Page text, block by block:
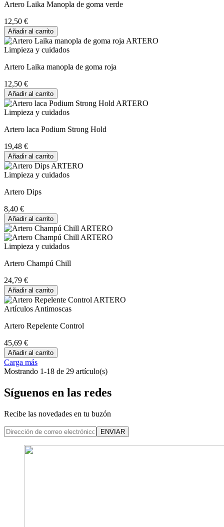
Artero Laika Manopla de goma verde
12,50 €
Añadir al carrito
Limpieza y cuidados
Artero Laika manopla de goma roja
12,50 €
Añadir al carrito
Limpieza y cuidados
Artero laca Podium Strong Hold
19,48 €
Añadir al carrito
Limpieza y cuidados
Artero Dips
8,40 €
Añadir al carrito
Limpieza y cuidados
Artero Champú Chill
24,79 €
Añadir al carrito
Artículos Antimoscas
Artero Repelente Control
45,69 €
Añadir al carrito
Carga más
Mostrando 1-18 de 29 artículo(s)
Síguenos en las redes
Recibe las novedades en tu buzón
ENVIAR